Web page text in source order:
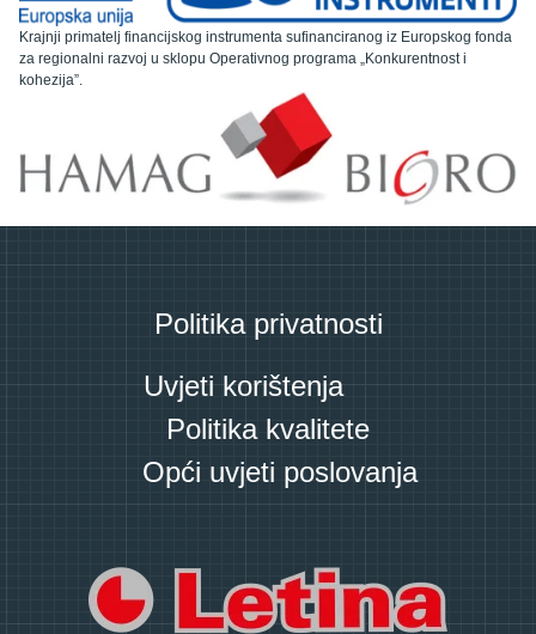
Krajnji primatelj financijskog instrumenta sufinanciranog iz Europskog fonda
za regionalni razvoj u sklopu Operativnog programa „Konkurentnost i
kohezija”.
Politika privatnosti
Uvjeti korištenja
Politika kvalitete
Opći uvjeti poslovanja